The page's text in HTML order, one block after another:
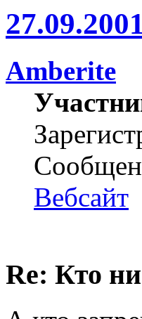
Amberite
Вебсайт
Re: Кто